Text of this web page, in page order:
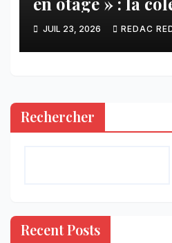
contre ADVANS
Tshikapa
JUIL 23, 2026 REDAC
Rechercher
Recent Posts